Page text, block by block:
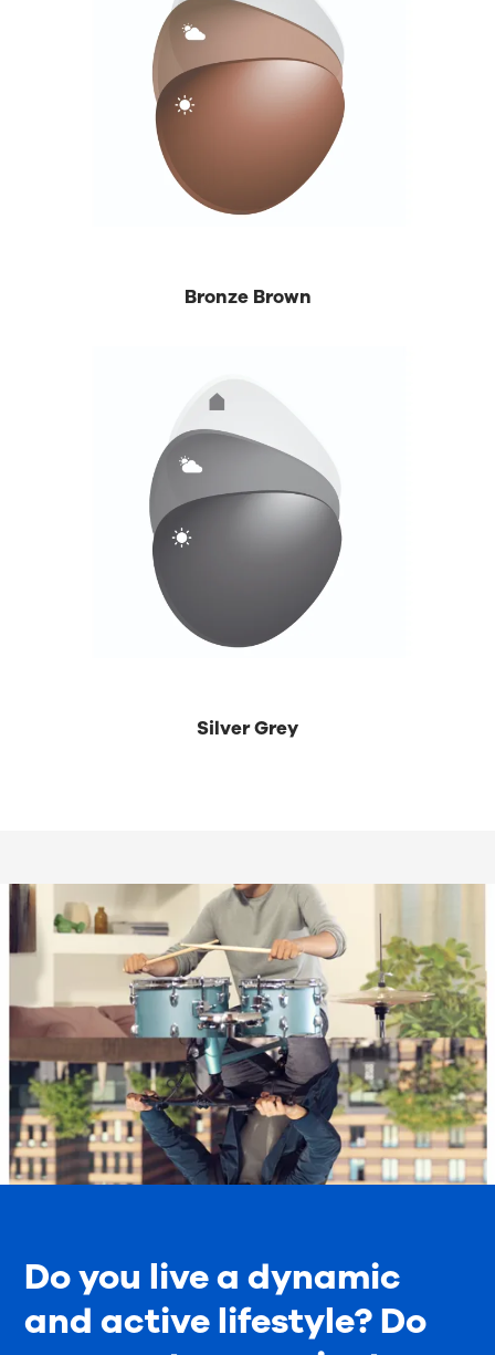
Bronze Brown
Silver Grey
Do you live a dynamic
and active lifestyle? Do